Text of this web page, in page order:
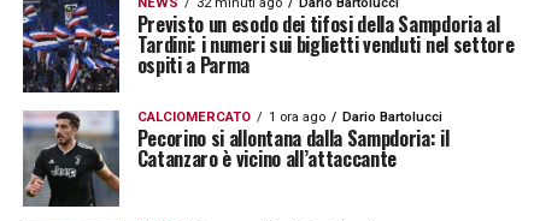
Previsto un esodo dei tifosi della Sampdoria al
Tardini: i numeri sui biglietti venduti nel settore
ospiti a Parma
CALCIOMERCATO 1 ora ago Dario Bartolucci
Pecorino si allontana dalla Sampdoria: il
Catanzaro è vicino all’attaccante